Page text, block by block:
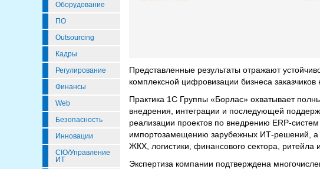
Оборудование
ПО
Outsourcing
Кадры
Регулирование
Финансы
Web
Безопасность
Инновации
CIO/Управление
ИТ
Представленные результаты отражают
комплексной цифровизации бизнеса заказчиков
Практика 1С Группы «Борлас» охватывает
внедрения, интеграции и последующей
реализации проектов по внедрению ERP-
импортозамещению зарубежных ИТ-решений, а
ЖКХ, логистики, финансового сектора, ритейла
Экспертиза компании подтверждена